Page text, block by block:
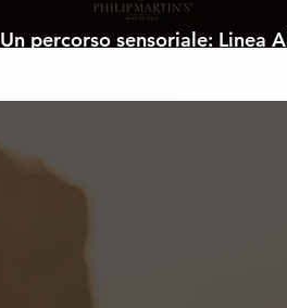
Un percorso sensoriale: Linea